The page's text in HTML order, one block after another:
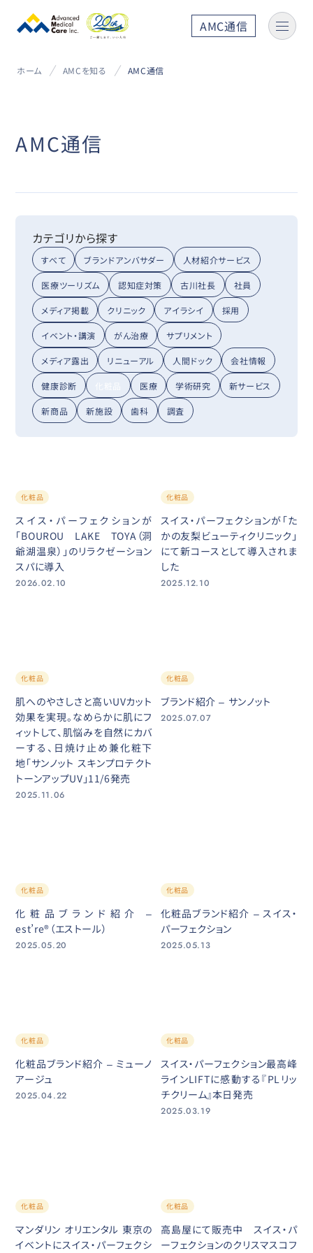
AMC通信
ホーム AMCを知る AMC通信
AMC通信
カテゴリから探す
すべて ブランドアンバサダー 人材紹介サービス
医療ツーリズム 認知症対策 古川社長 社員
メディア掲載 クリニック アイラシイ 採用
イベント・講演 がん治療 サプリメント
メディア露出 リニューアル 人間ドック 会社情報
健康診断 医療 学術研究 新サービス
新商品 新施設 歯科 調査
化粧品
スイス・パーフェクションが
「BOUROU LAKE TOYA（洞
爺湖温泉）」のリラクゼーション
スパに導入
2026.02.10
化粧品
スイス・パーフェクションが「た
かの友梨ビューティクリニック」
にて新コースとして導入されま
した
2025.12.10
化粧品
肌へのやさしさと高いUVカット
効果を実現。なめらかに肌にフ
ィットして、肌悩みを自然にカバ
ーする、日焼け止め兼化粧下
地「サンノット スキンプロテクト
トーンアップUV」11/6発売
2025.11.06
化粧品
ブランド紹介 – サンノット
2025.07.07
化粧品
化粧品ブランド紹介 –
est’re®（エストール）
2025.05.20
化粧品
化粧品ブランド紹介 – スイス・
パーフェクション
2025.05.13
化粧品
化粧品ブランド紹介 – ミューノ
アージュ
2025.04.22
化粧品
スイス・パーフェクション最高峰
ラインLIFTに感動する『PLリッ
チクリーム』本日発売
2025.03.19
化粧品
マンダリン オリエンタル 東京の
イベントにスイス・パーフェクシ
化粧品
高島屋にて販売中 スイス・パ
ーフェクションのクリスマスコフ